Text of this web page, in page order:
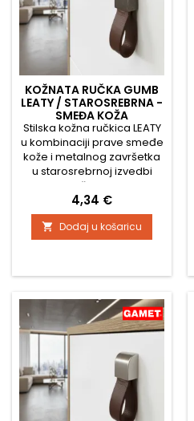
KOŽNATA RUČKA GUMB
LEATY / STAROSREBRNA -
SMEĐA KOŽA
Stilska kožna ručkica LEATY
u kombinaciji prave smeđe
kože i metalnog završetka
u starosrebrnoj izvedbi
daje namještaju elegantan
i suptilno industrijski
karakter. Zahvaljujući
vrhunskoj izradi, ugodna je
na dodir i izdržljiva za
Tehničke karakteristike:
mm Duljina kožnog dijela:
60 mm Širina kože: 23...
Cijena
4,34 €
 Dodaj u košaricu